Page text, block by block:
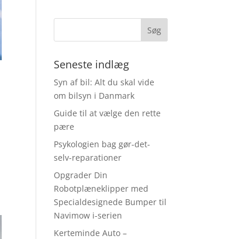
Seneste indlæg
Syn af bil: Alt du skal vide
om bilsyn i Danmark
Guide til at vælge den rette
pære
Psykologien bag gør-det-
selv-reparationer
Opgrader Din
Robotplæneklipper med
Specialdesignede Bumper til
Navimow i-serien
Kerteminde Auto –